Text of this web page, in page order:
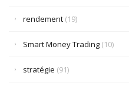
rendement (19)
Smart Money Trading (10)
stratégie (91)